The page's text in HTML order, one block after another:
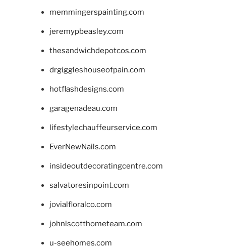
memmingerspainting.com
jeremypbeasley.com
thesandwichdepotcos.com
drgiggleshouseofpain.com
hotflashdesigns.com
garagenadeau.com
lifestylechauffeurservice.com
EverNewNails.com
insideoutdecoratingcentre.com
salvatoresinpoint.com
jovialfloralco.com
johnlscotthometeam.com
u-seehomes.com